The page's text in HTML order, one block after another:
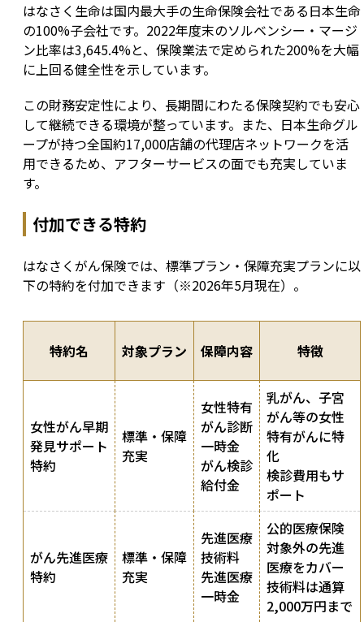
はなさく生命は国内最大手の生命保険会社である日本生命
の100%子会社です。2022年度末のソルベンシー・マージ
ン比率は3,645.4%と、保険業法で定められた200%を大幅
に上回る健全性を示しています。
この財務安定性により、長期間にわたる保険契約でも安心
して継続できる環境が整っています。また、日本生命グル
ープが持つ全国約17,000店舗の代理店ネットワークを活
用できるため、アフターサービスの面でも充実していま
す。
付加できる特約
はなさくがん保険では、標準プラン・保障充実プランに以
下の特約を付加できます（※2026年5月現在）。
特約名 対象プラン 保障内容 特徴
女性がん早期
発見サポート
特約
標準・保障
充実
女性特有
がん診断
一時金
がん検診
給付金
乳がん、子宮
がん等の女性
特有がんに特
化
検診費用もサ
ポート
がん先進医療
特約
標準・保障
充実
先進医療
技術料
先進医療
一時金
公的医療保険
対象外の先進
医療をカバー
技術料は通算
2,000万円まで